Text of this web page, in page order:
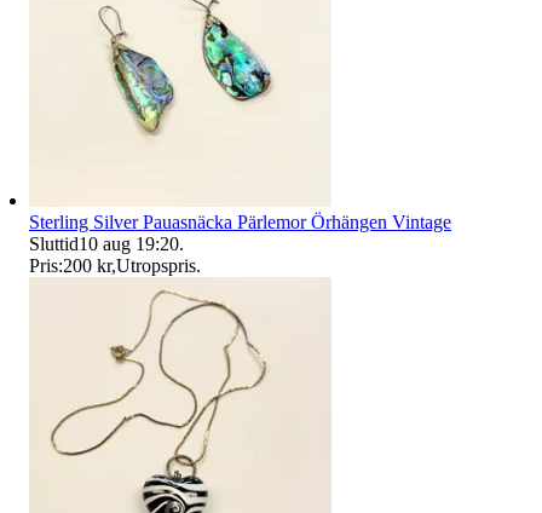
Sterling Silver Pauasnäcka Pärlemor Örhängen Vintage
Sluttid10 aug 19:20.
Pris:200 kr,Utropspris.